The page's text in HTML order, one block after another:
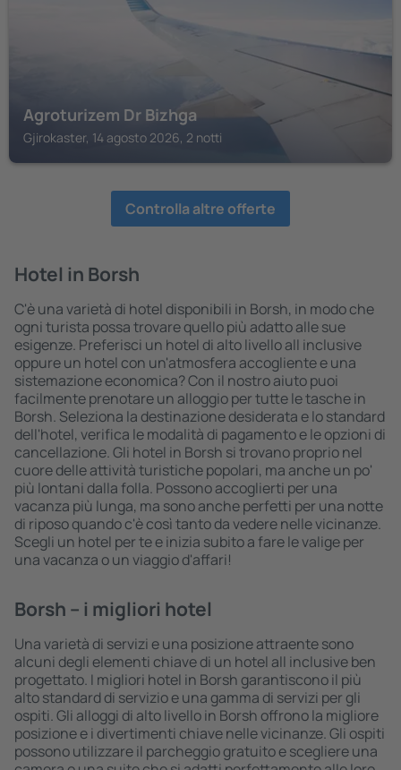
Agroturizem Dr Bizhga
Gjirokaster, 14 agosto 2026, 2 notti
Controlla altre offerte
Hotel in Borsh
C'è una varietà di hotel disponibili in Borsh, in modo che
ogni turista possa trovare quello più adatto alle sue
esigenze. Preferisci un hotel di alto livello all inclusive
oppure un hotel con un'atmosfera accogliente e una
sistemazione economica? Con il nostro aiuto puoi
facilmente prenotare un alloggio per tutte le tasche in
Borsh. Seleziona la destinazione desiderata e lo standard
dell'hotel, verifica le modalità di pagamento e le opzioni di
cancellazione. Gli hotel in Borsh si trovano proprio nel
cuore delle attività turistiche popolari, ma anche un po'
più lontani dalla folla. Possono accoglierti per una
vacanza più lunga, ma sono anche perfetti per una notte
di riposo quando c'è così tanto da vedere nelle vicinanze.
Scegli un hotel per te e inizia subito a fare le valige per
una vacanza o un viaggio d'affari!
Borsh – i migliori hotel
Una varietà di servizi e una posizione attraente sono
alcuni degli elementi chiave di un hotel all inclusive ben
progettato. I migliori hotel in Borsh garantiscono il più
alto standard di servizio e una gamma di servizi per gli
ospiti. Gli alloggi di alto livello in Borsh offrono la migliore
posizione e i divertimenti chiave nelle vicinanze. Gli ospiti
possono utilizzare il parcheggio gratuito e scegliere una